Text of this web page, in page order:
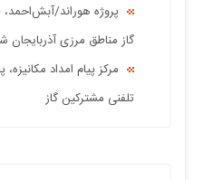
پروژه هوراند/
گاز مناطق مرزی آذربایجان
تلفنی مشترکین گاز